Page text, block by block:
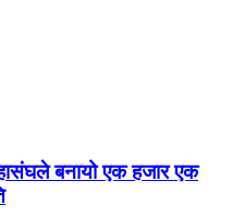
बनायो एक हजार एक